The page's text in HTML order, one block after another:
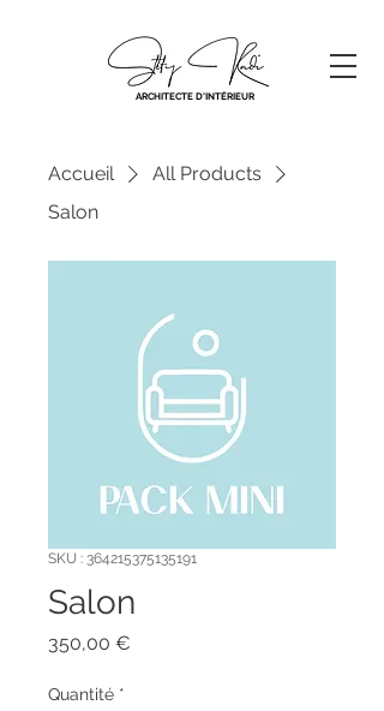
ARCHITECTE D'INTÉRIEUR
Accueil
All Products
Salon
SKU : 364215375135191
Salon
350,00 €
Quantité *